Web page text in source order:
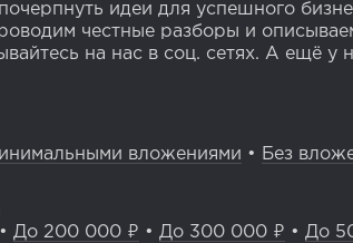
идеи для успешного
честные разборы и
на нас в соц. сетях. А ещё у
вложениями • Без
• До 200 000 ₽ • До 300 000 ₽ • До